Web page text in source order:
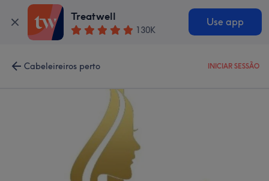
Treatwell
130K
Use app
Cabeleireiros perto INICIAR SESSÃO